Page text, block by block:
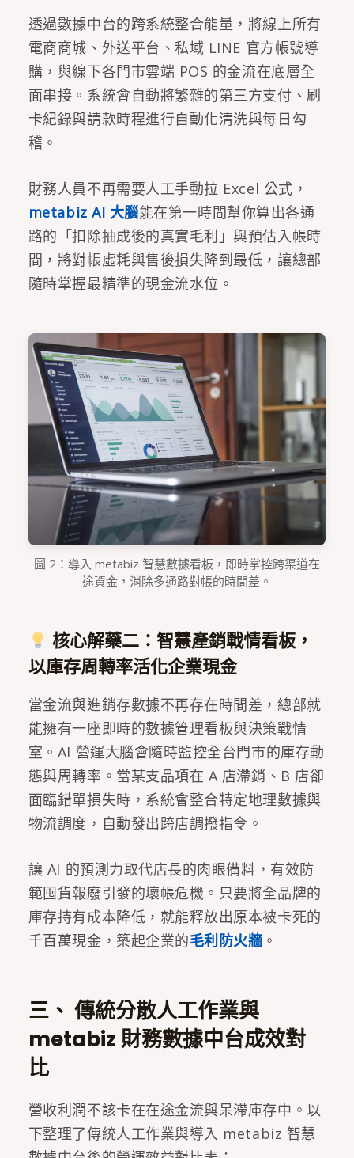
透過數據中台的跨系統整合能量，將線上所有
電商商城、外送平台、私域 LINE 官方帳號導
購，與線下各門市雲端 POS 的金流在底層全
面串接。系統會自動將繁雜的第三方支付、刷
卡紀錄與請款時程進行自動化清洗與每日勾
稽。
財務人員不再需要人工手動拉 Excel 公式，
metabiz AI 大腦能在第一時間幫你算出各通
路的「扣除抽成後的真實毛利」與預估入帳時
間，將對帳虛耗與售後損失降到最低，讓總部
隨時掌握最精準的現金流水位。
圖 2：導入 metabiz 智慧數據看板，即時掌控跨渠道在
途資金，消除多通路對帳的時間差。
核心解藥二：智慧產銷戰情看板，
以庫存周轉率活化企業現金
當金流與進銷存數據不再存在時間差，總部就
能擁有一座即時的數據管理看板與決策戰情
室。AI 營運大腦會隨時監控全台門市的庫存動
態與周轉率。當某支品項在 A 店滯銷、B 店卻
面臨錯單損失時，系統會整合特定地理數據與
物流調度，自動發出跨店調撥指令。
讓 AI 的預測力取代店長的肉眼備料，有效防
範囤貨報廢引發的壞帳危機。只要將全品牌的
庫存持有成本降低，就能釋放出原本被卡死的
千百萬現金，築起企業的毛利防火牆 。
三、 傳統分散人工作業與
metabiz 財務數據中台成效對
比
營收利潤不該卡在在途金流與呆滯庫存中。以
下整理了傳統人工作業與導入 metabiz 智慧